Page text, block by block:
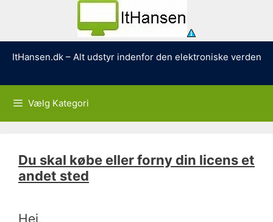
ItHansen.dk – Alt udstyr indenfor den elektroniske verden
Vælg Kategori
Du skal købe eller forny din licens et
andet sted
Hej,